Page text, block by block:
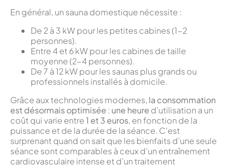
En général, un sauna domestique nécessite :
De 2 à 3 kW pour les petites cabines (1-2
personnes).
Entre 4 et 6 kW pour les cabines de taille
moyenne (2-4 personnes).
De 7 à 12 kW pour les saunas plus grands ou
professionnels installés à domicile.
Grâce aux technologies modernes, la consommation
est désormais optimisée : une heure d’utilisation a un
coût qui varie entre1 et 3 euros, en fonction de la
puissance et de la durée de la séance. C’est
surprenant quand on sait que les bienfaits d’une seule
séance sont comparables à ceux d’un entraînement
cardiovasculaire intense et d’un traitement